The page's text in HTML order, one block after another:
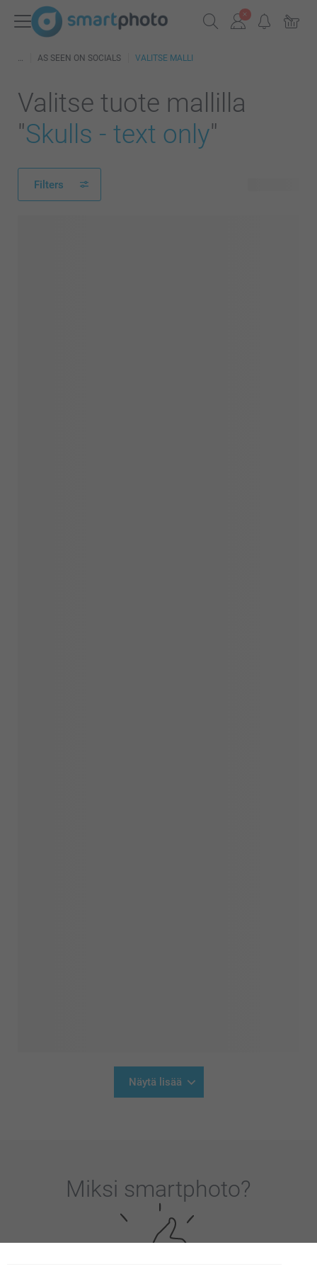
AS SEEN ON SOCIALS VALITSE MALLI
Valitse tuote mallilla
"Skulls - text only"
Filters
Näytä lisää
Miksi smartphoto?